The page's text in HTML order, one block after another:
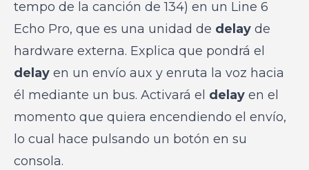
tempo de la canción de 134) en un Line 6
Echo Pro, que es una unidad de delay de
hardware externa. Explica que pondrá el
delay en un envío aux y enruta la voz hacia
él mediante un bus. Activará el delay en el
momento que quiera encendiendo el envío,
lo cual hace pulsando un botón en su
consola.